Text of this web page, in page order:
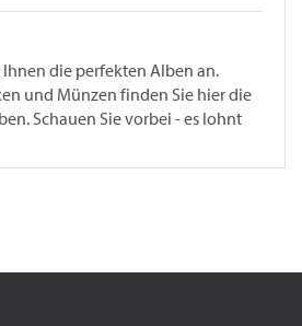
die perfekten Alben an.
und Münzen finden Sie hier die
Schauen Sie vorbei - es lohnt